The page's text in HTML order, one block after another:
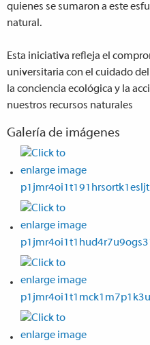
quienes se sumaron a este
natural.
Esta iniciativa refleja el
universitaria con el cuidado
la conciencia ecológica y la
nuestros recursos naturales
Galería de imágenes